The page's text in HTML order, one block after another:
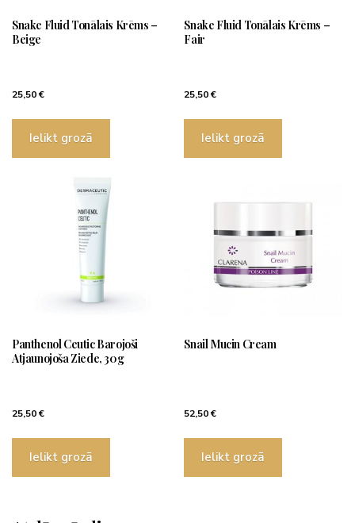
Snake Fluid Tonālais Krēms –
Beige
25,50€
Ielikt grozā
Snake Fluid Tonālais Krēms –
Fair
25,50€
Ielikt grozā
Panthenol Ceutic Barojoši
Atjaunojoša Ziede, 30g
25,50€
Ielikt grozā
Snail Mucin Cream
52,50€
Ielikt grozā